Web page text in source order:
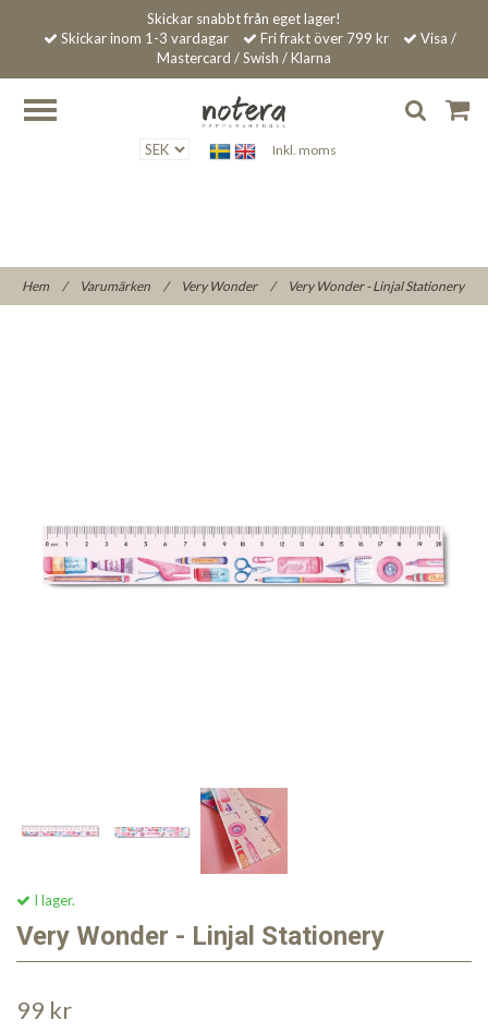
Skickar snabbt från eget lager!
Skickar inom 1-3 vardagar
Fri frakt över 799 kr
Visa /
Mastercard / Swish / Klarna
Inkl. moms
Hem / Varumärken / Very Wonder / Very Wonder - Linjal Stationery
I lager.
Very Wonder - Linjal Stationery
99 kr